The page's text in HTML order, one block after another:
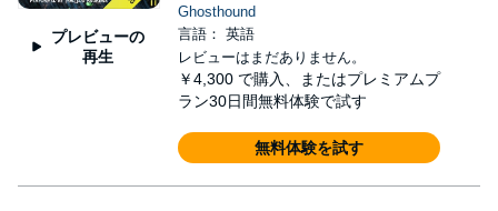
プレビューの
再生
Ghosthound
言語： 英語
レビューはまだありません。
￥4,300 で購入、またはプレミアムプ
ラン30日間無料体験で試す
無料体験を試す